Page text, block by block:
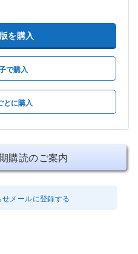
を購入
で購入
とに購入
購読のご案内
メールに登録する